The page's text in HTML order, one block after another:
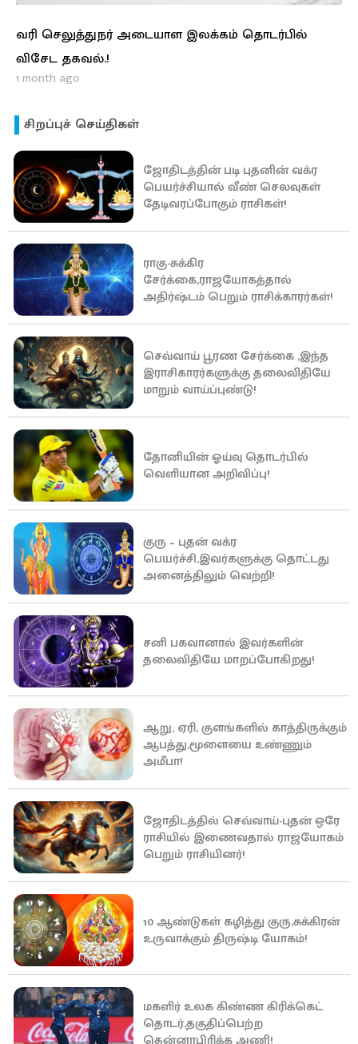
வரி செலுத்துநர் அடையாள இலக்கம் தொடர்பில்
விசேட தகவல்.!
1 month ago
சிறப்புச் செய்திகள்
ஜோதிடத்தின் படி புதனின் வக்ர
பெயர்ச்சியால் வீண் செலவுகள்
தேடிவரப்போகும் ராசிகள்!
ராகு-சுக்கிர
சேர்க்கை,ராஜயோகத்தால்
அதிர்ஷ்டம் பெறும் ராசிக்காரர்கள்!
செவ்வாய் பூரண சேர்க்கை ,இந்த
இராசிகாரர்களுக்கு தலைவிதியே
மாறும் வாய்ப்புண்டு!
தோனியின் ஓய்வு தொடர்பில்
வெளியான அறிவிப்பு!
குரு – புதன் வக்ர
பெயர்ச்சி,இவர்களுக்கு தொட்டது
அனைத்திலும் வெற்றி!
சனி பகவானால் இவர்களின்
தலைவிதியே மாறப்போகிறது!
ஆறு, ஏரி, குளங்களில் காத்திருக்கும்
ஆபத்து,மூளையை உண்ணும்
அமீபா!
ஜோதிடத்தில் செவ்வாய்-புதன் ஒரே
ராசியில் இணைவதால் ராஜயோகம்
பெறும் ராசியினர்!
10 ஆண்டுகள் கழித்து குரு,சுக்கிரன்
உருவாக்கும் திருஷ்டி யோகம்!
மகளிர் உலக கிண்ண கிரிக்கெட்
தொடர்,தகுதிப்பெற்ற